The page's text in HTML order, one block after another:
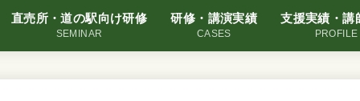
直売所・道の駅向け研修
SEMINAR
研修・講演実績
CASES
支援実績・講
PROFILE